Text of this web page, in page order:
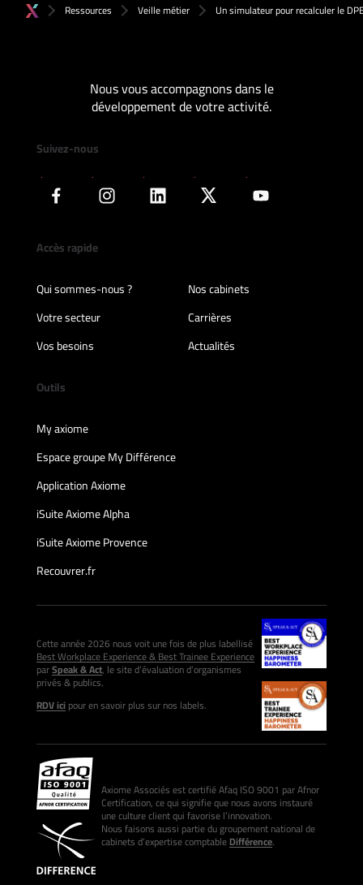
Ressources Veille métier Un simulateur pour recalculer le
Nous vous accompagnons dans le
développement de votre activité.
Suivez-nous
Accès rapide
Qui sommes-nous ?
Nos cabinets
Votre secteur
Carrières
Vos besoins
Actualités
Outils
My axiome
Espace groupe My Différence
Application Axiome
iSuite Axiome Alpha
iSuite Axiome Provence
Recouvrer.fr
Cette année 2026 nous voit une fois de plus labellisé
Best Workplace Experience & Best Trainee Experience
parSpeak & Act, le site d’évaluation d’organismes
privés & publics.
RDV icipour en savoir plus sur nos labels.
Axiome Associés est certifié Afaq ISO 9001 par Afnor
Certification, ce qui signifie que nous avons instauré
une culture client qui favorise l’innovation.
Nous faisons aussi partie du groupement national de
cabinets d’expertise comptableDifférence.